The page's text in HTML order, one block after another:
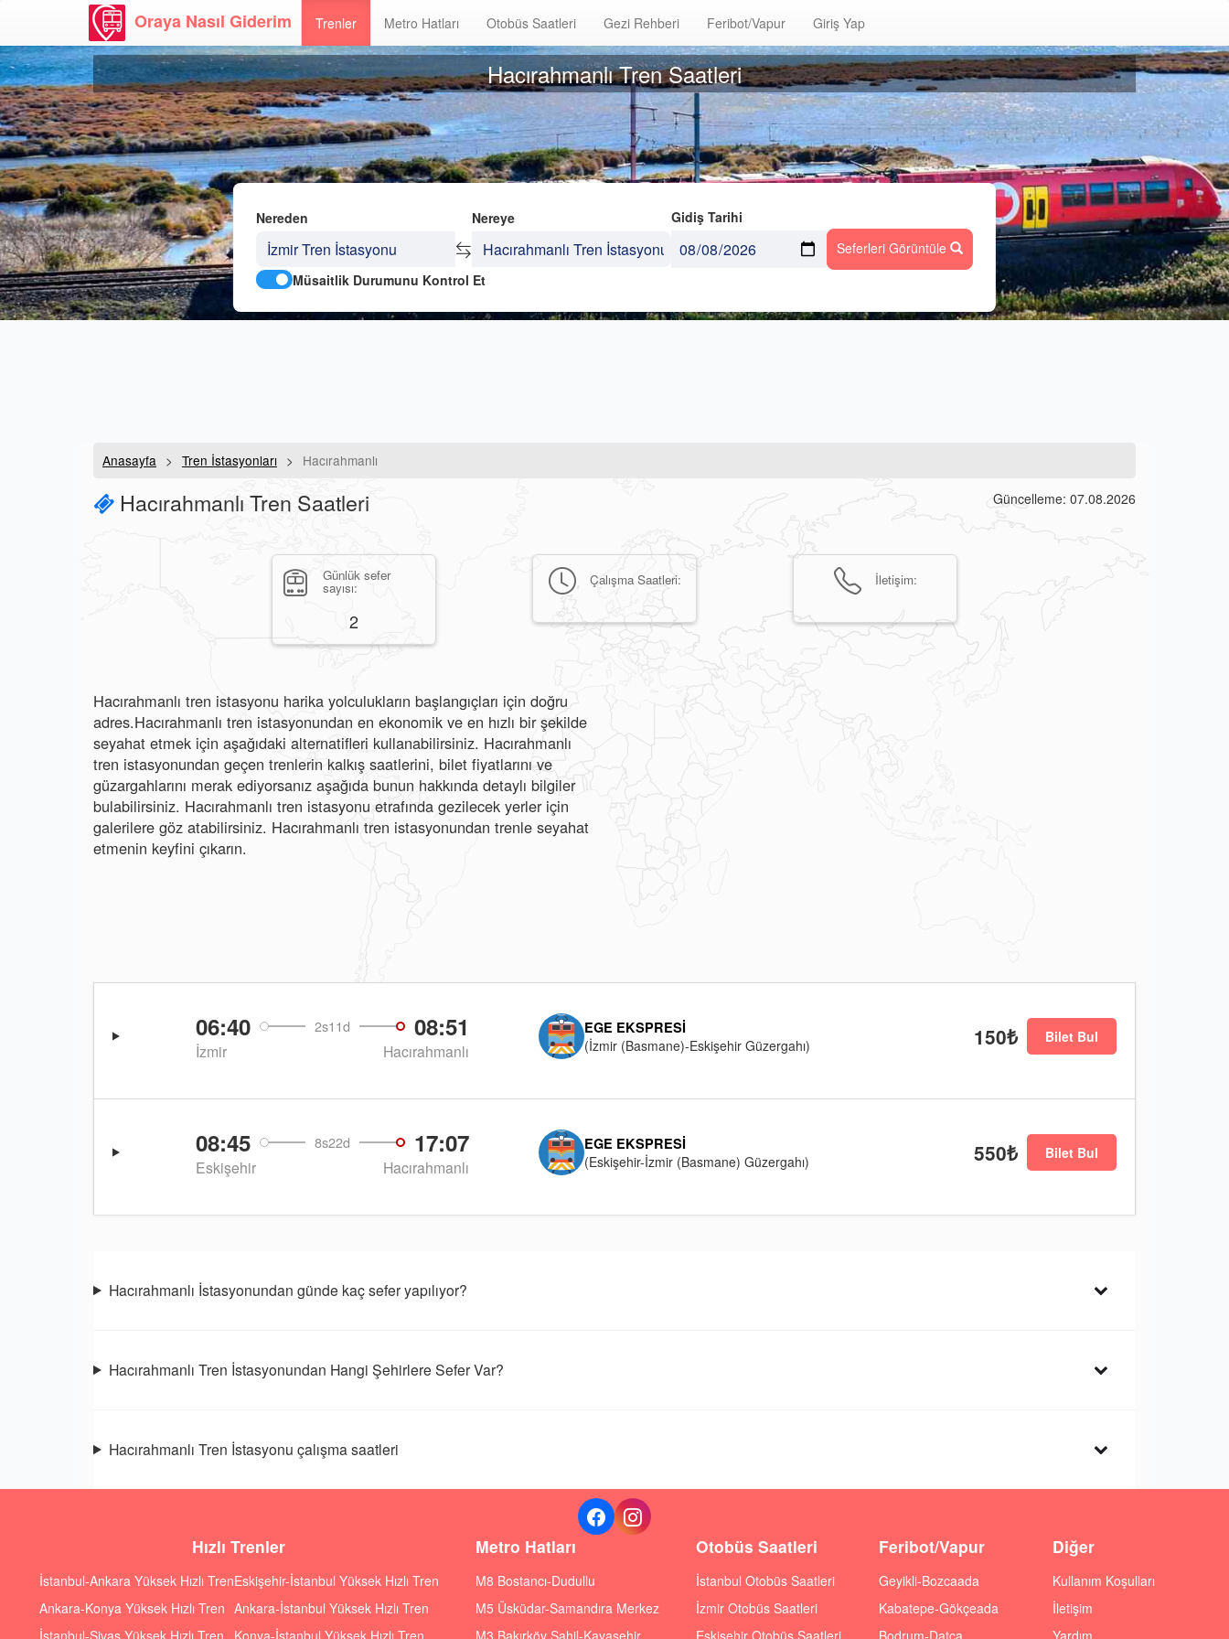
Oraya Nasıl Giderim Trenler Metro Hatları Otobüs Saatleri Gezi Rehberi Feribot/Vapur Giriş Yap
Hacırahmanlı Tren Saatleri
Nereden Nereye
Gidiş Tarihi
Seferleri Görüntüle
Müsaitlik Durumunu Kontrol Et
Anasayfa Tren İstasyonları Hacırahmanlı
Hacırahmanlı Tren Saatleri Güncelleme: 07.08.2026
Günlük sefer
sayısı:
2
Çalışma Saatleri: İletişim:
Hacırahmanlı tren istasyonu harika yolculukların başlangıçları için doğru
adres.Hacırahmanlı tren istasyonundan en ekonomik ve en hızlı bir şekilde
seyahat etmek için aşağıdaki alternatifleri kullanabilirsiniz. Hacırahmanlı
tren istasyonundan geçen trenlerin kalkış saatlerini, bilet fiyatlarını ve
güzargahlarını merak ediyorsanız aşağıda bunun hakkında detaylı bilgiler
bulabilirsiniz. Hacırahmanlı tren istasyonu etrafında gezilecek yerler için
galerilere göz atabilirsiniz. Hacırahmanlı tren istasyonundan trenle seyahat
etmenin keyfini çıkarın.
06:40 2s11d 08:51
İzmir Hacırahmanlı
EGE EKSPRESI
(İzmir (Basmane)-Eskişehir Güzergahı)
150₺ Bilet Bul
08:45 8s22d 17:07
Eskişehir Hacırahmanlı
EGE EKSPRESI
(Eskişehir-İzmir (Basmane) Güzergahı)
550₺ Bilet Bul
Hacırahmanlı İstasyonundan günde kaç sefer yapılıyor?
Hacırahmanlı Tren İstasyonundan Hangi Şehirlere Sefer Var?
Hacırahmanlı Tren İstasyonu çalışma saatleri
Hızlı Trenler
İstanbul-Ankara Yüksek Hızlı Tren
Ankara-Konya Yüksek Hızlı Tren
İstanbul-Sivas Yüksek Hızlı Tren
Eskişehir-İstanbul Yüksek Hızlı Tren
Ankara-İstanbul Yüksek Hızlı Tren
Konya-İstanbul Yüksek Hızlı Tren
Metro Hatları
M8 Bostancı-Dudullu
M5 Üsküdar-Samandıra Merkez
M3 Bakırköy Sahil-Kayaşehir
Otobüs Saatleri
İstanbul Otobüs Saatleri
İzmir Otobüs Saatleri
Eskişehir Otobüs Saatleri
Feribot/Vapur
Geyikli-Bozcaada
Kabatepe-Gökçeada
Bodrum-Datça
Diğer
Kullanım Koşulları
İletişim
Yardım